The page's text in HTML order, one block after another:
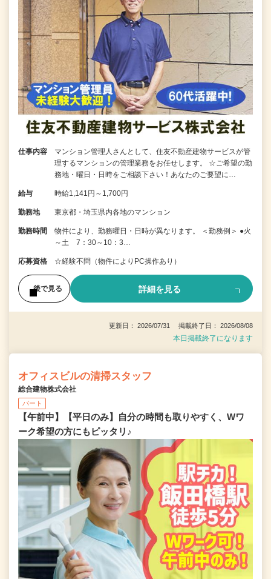
仕事内容
マンション管理人さんとして、住友不動産建物サービスが管
理するマンションの管理業務をお任せします。 ☆ご希望の勤
務地・曜日・日時をご相談下さい！あなたのご要望に…
給与 時給1,141円～1,700円
勤務地 東京都・埼玉県内各地のマンション
勤務時間
物件により、勤務曜日・日時が異なります。 ＜勤務例＞ ●火
～土 7：30～10：3…
応募資格 ☆経験不問（物件によりPC操作あり）
後で見る 詳細を見る
更新日： 2026/07/31 掲載終了日： 2026/08/08
本日掲載終了になります
オフィスビルの清掃スタッフ
総合建物株式会社
パート
【午前中】【平日のみ】自分の時間も取りやすく、Wワ
ーク希望の方にもピッタリ♪